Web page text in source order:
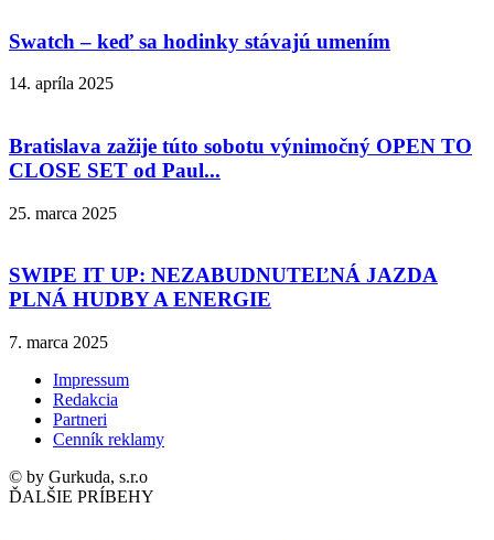
Swatch – keď sa hodinky stávajú umením
14. apríla 2025
Bratislava zažije túto sobotu výnimočný OPEN TO
CLOSE SET od Paul...
25. marca 2025
SWIPE IT UP: NEZABUDNUTEĽNÁ JAZDA
PLNÁ HUDBY A ENERGIE
7. marca 2025
Impressum
Redakcia
Partneri
Cenník reklamy
© by Gurkuda, s.r.o
ĎALŠIE PRÍBEHY